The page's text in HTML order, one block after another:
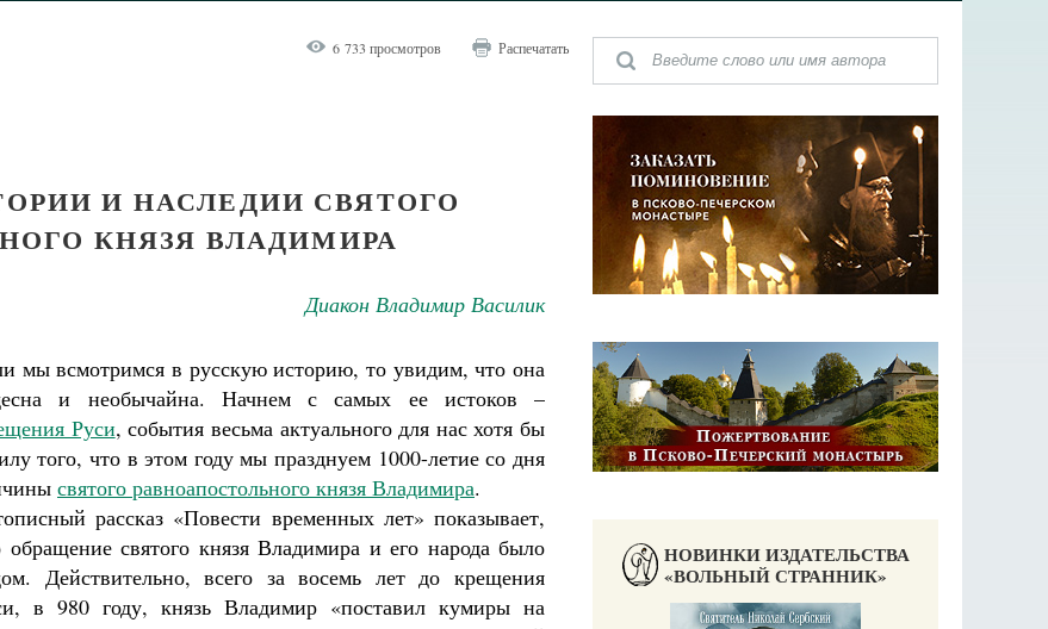
6 733 просмотров Распечатать
И НАСЛЕДИИ СВЯТОГО
КНЯЗЯ ВЛАДИМИРА
Диакон Владимир Василик
мы всмотримся в русскую историю, то увидим, что она
и необычайна. Начнем с самых ее истоков –
Руси, события весьма актуального для нас хотя бы
того, что в этом году мы празднуем 1000-летие со дня
святого равноапостольного князя Владимира.
рассказ «Повести временных лет» показывает,
обращение святого князя Владимира и его народа было
Действительно, всего за восемь лет до крещения
в 980 году, князь Владимир «поставил кумиры на
НОВИНКИ ИЗДАТЕЛЬСТВА
«ВОЛЬНЫЙ СТРАННИК»